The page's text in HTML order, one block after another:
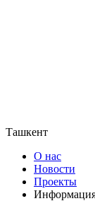
Ташкент
О нас
Новости
Проекты